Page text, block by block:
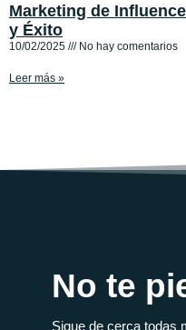
Marketing de
y Éxito
10/02/2025 No hay comentarios
Leer más »
No te
Sigue de cerca todas